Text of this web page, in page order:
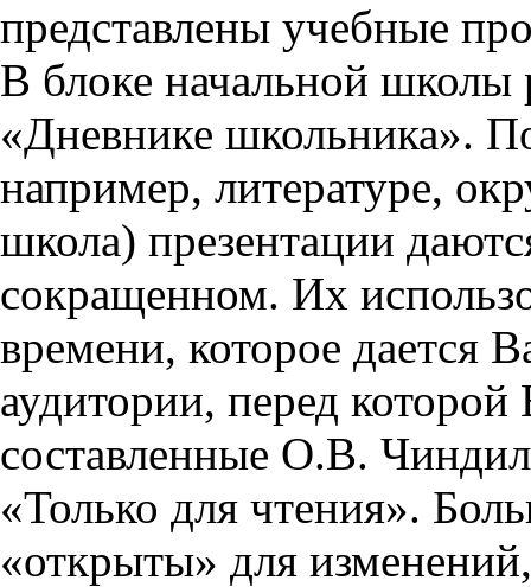
представлены учебные
В блоке начальной школы
«Дневнике школьника».
например, литературе,
школа) презентации
сокращенном. Их
времени, которое дается
аудитории, перед
составленные О.В.
«Только для чтения».
«открыты» для